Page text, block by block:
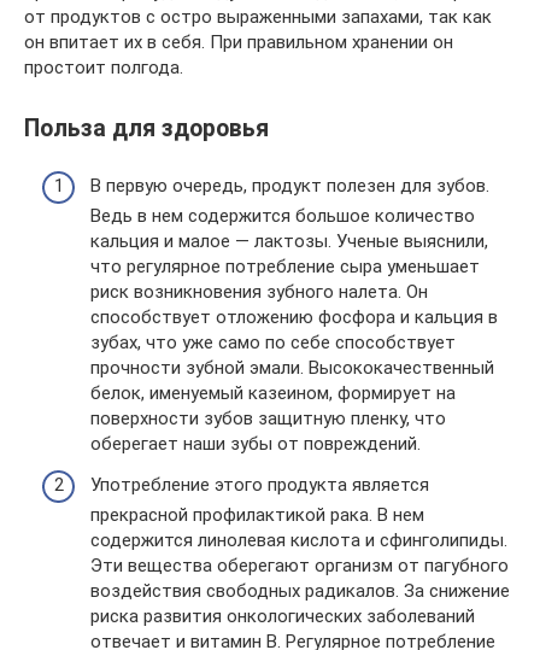
от продуктов с остро выраженными запахами, так как
он впитает их в себя. При правильном хранении он
простоит полгода.
Польза для здоровья
В первую очередь, продукт полезен для зубов.
Ведь в нем содержится большое количество
кальция и малое — лактозы. Ученые выяснили,
что регулярное потребление сыра уменьшает
риск возникновения зубного налета. Он
способствует отложению фосфора и кальция в
зубах, что уже само по себе способствует
прочности зубной эмали. Высококачественный
белок, именуемый казеином, формирует на
поверхности зубов защитную пленку, что
оберегает наши зубы от повреждений.
Употребление этого продукта является
прекрасной профилактикой рака. В нем
содержится линолевая кислота и сфинголипиды.
Эти вещества оберегают организм от пагубного
воздействия свободных радикалов. За снижение
риска развития онкологических заболеваний
отвечает и витамин В. Регулярное потребление